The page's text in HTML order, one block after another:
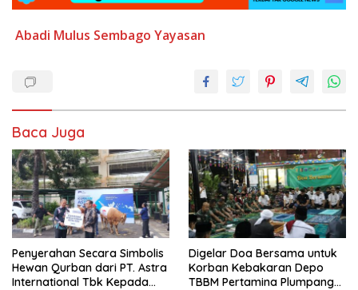
Abadi Mulus Sembago Yayasan
Baca Juga
Penyerahan Secara Simbolis
Hewan Qurban dari PT. Astra
International Tbk Kepada
Digelar Doa Bersama untuk
Korban Kebakaran Depo
TBBM Pertamina Plumpang